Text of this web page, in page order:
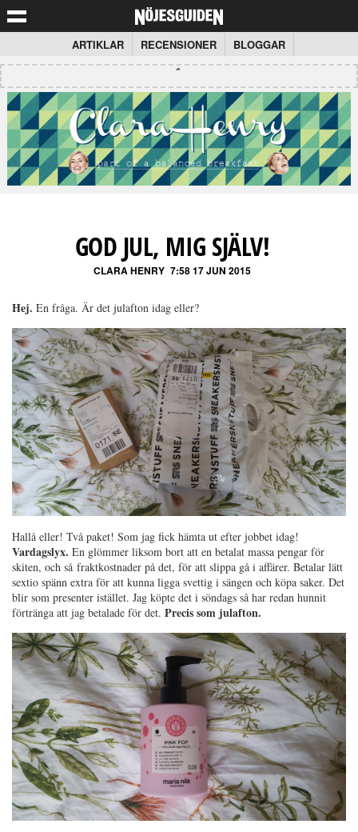
ARTIKLAR RECENSIONER BLOGGAR
GOD JUL, MIG SJÄLV!
CLARA HENRY 7:58 17 JUN 2015
Hej. En fråga. Är det julafton idag eller?
Hallå eller! Två paket! Som jag fick hämta ut efter jobbet idag!
Vardagslyx. En glömmer liksom bort att en betalat massa pengar för
skiten, och så fraktkostnader på det, för att slippa gå i affärer. Betalar lätt
sextio spänn extra för att kunna ligga svettig i sängen och köpa saker. Det
blir som presenter istället. Jag köpte det i söndags så har redan hunnit
förtränga att jag betalade för det. Precis som julafton.